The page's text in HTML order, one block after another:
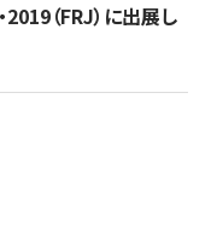
2019（FRJ）に出展し